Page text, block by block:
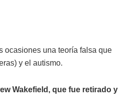
ocasiones una teoría falsa que
y el autismo.
Wakefield, que fue retirado y